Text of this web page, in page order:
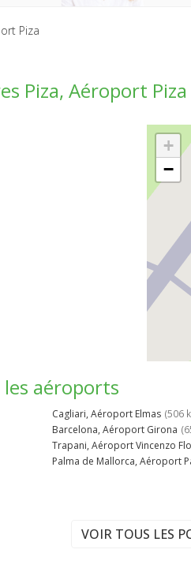
Piza
Piza, Aéroport Piza
+
−
les aéroports
Cagliari, Aéroport Elmas (506
Barcelona, Aéroport Girona
Trapani, Aéroport Vincenzo
Palma de Mallorca, Aéroport
VOIR TOUS LES